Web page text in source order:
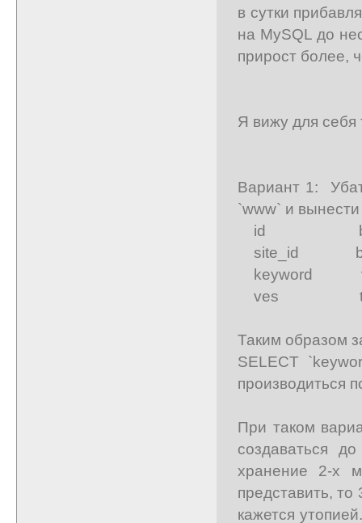
в сутки
на MySQL до
прирост более,
Я вижу для себя
Вариант 1:
`www` и
id
site_id
keyword
ves
Таким образом
SELECT
производиться
При таком
создаваться
хранение 2-х
представить,
кажется